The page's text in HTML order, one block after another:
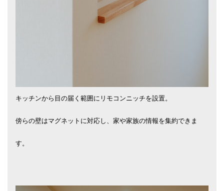
キッチンから目の届く範囲にリモコンニッチを設置。
傍らの壁はマグネットに対応し、家や家族の情報を集約できま
す。